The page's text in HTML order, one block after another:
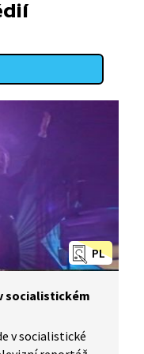
o nápravu křivd
živností
1990 zejména
tzv. malé
malá
malých
Právě
měst.
let změnily svůj
přestaly
PL
socialistickém
v socialistické